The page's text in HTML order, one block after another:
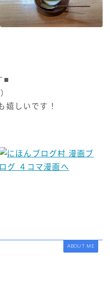
■
嬉しいです！
ABOUT ME